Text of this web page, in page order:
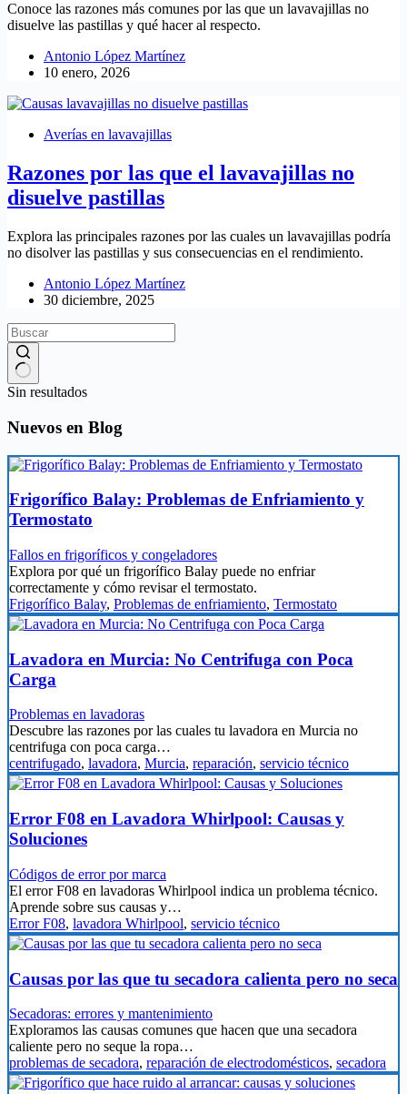
Conoce las razones más comunes por las que un lavavajillas no
disuelve las pastillas y qué hacer al respecto.
Antonio López Martínez
10 enero, 2026
Averías en lavavajillas
Razones por las que el lavavajillas no
disuelve pastillas
Explora las principales razones por las cuales un lavavajillas podría
no disolver las pastillas y sus consecuencias en el rendimiento.
Antonio López Martínez
30 diciembre, 2025
Sin resultados
Nuevos en Blog
Frigorífico Balay: Problemas de Enfriamiento y
Termostato
Fallos en frigoríficos y congeladores
Explora por qué un frigorífico Balay puede no enfriar
correctamente y cómo revisar el termostato.
Frigorífico Balay, Problemas de enfriamiento, Termostato
Lavadora en Murcia: No Centrifuga con Poca
Carga
Problemas en lavadoras
Descubre las razones por las cuales tu lavadora en Murcia no
centrifuga con poca carga…
centrifugado, lavadora, Murcia, reparación, servicio técnico
Error F08 en Lavadora Whirlpool: Causas y
Soluciones
Códigos de error por marca
El error F08 en lavadoras Whirlpool indica un problema técnico.
Aprende sobre sus causas y…
Error F08, lavadora Whirlpool, servicio técnico
Causas por las que tu secadora calienta pero no seca
Secadoras: errores y mantenimiento
Exploramos las causas comunes que hacen que una secadora
caliente pero no seque la ropa…
problemas de secadora, reparación de electrodomésticos, secadora